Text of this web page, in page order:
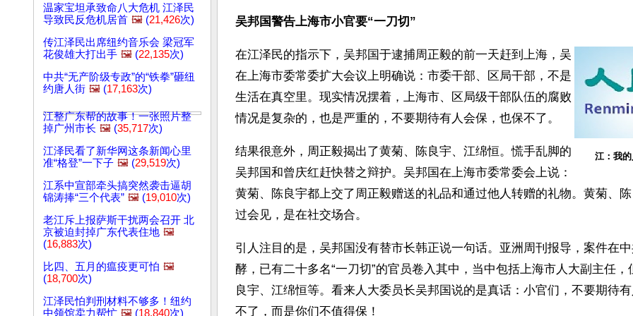
温家宝坦承致命八大危机 江泽民
导致民反危机居首 🖼️ (21,426次)
传江泽民出席纽约音乐会 梁冠军
花俊雄大打出手 🖼️ (22,135次)
中共“无产阶级专政”的“铁拳”砸纽
约唐人街 🖼️ (17,163次)
江整广东帮的故事！一张照片整
掉广州市长 🖼️ (35,717次)
江泽民看了新华网这条新闻心里
准“格登”一下子 🖼️ (29,519次)
江系中宣部牵头搞突然袭击逼胡
锦涛捧“三个代表” 🖼️ (19,010次)
老江斥上报萨斯干扰两会召开 北
京被迫封掉广东代表住地 🖼️
(16,883次)
比四、五月的瘟疫更可怕 🖼️
(18,700次)
江泽民怕判刑材料不够多！纽约
中领馆卖力帮忙 🖼️ (18,840次)
吴邦国警告上海市小官要“一刀切”
江：我
在江泽民的指示下，吴邦国于逮捕周正毅的前一天赶到上海，吴
在上海市委常委扩大会议上明确说：市委干部、区局干部，不是
生活在真空里。现实情况摆着，上海市、区局级干部队伍的腐败
情况是复杂的，也是严重的，不要期待有人会保，也保不了。
结果很意外，周正毅揭出了黄菊、陈良宇、江绵恒。慌手乱脚的
吴邦国和曾庆红赶快替之辩护。吴邦国在上海市委常委会上说：
黄菊、陈良宇都上交了周正毅赠送的礼品和通过他人转赠的礼物。黄菊、
过会见，是在社交场合。
引人注目的是，吴邦国没有替市长韩正说一句话。亚洲周刊报导，案件在
酵，已有二十多名“一刀切”的官员卷入其中，当中包括上海市人大副主任，
良宇、江绵恒等。看来人大委员长吴邦国说的是真话：小官们，不要期待
不了，而是你们不值得保！